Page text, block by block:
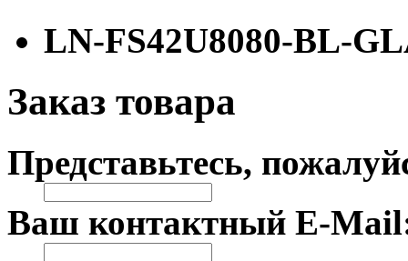
LN-FS42U8080-BL-
Заказ товара
Представьтесь,
Ваш контактный E-